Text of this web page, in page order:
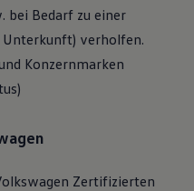
bei Bedarf zu einer
verholfen.
Konzernmarken
Zertifizierten